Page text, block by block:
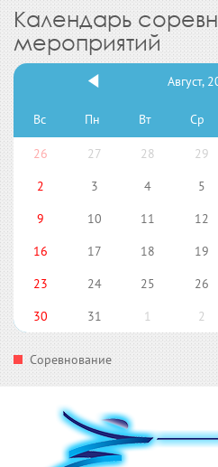
Календарь
мероприятий
Август,
Вс Пн Вт Ср
26 27 28 29
2
3 4 5
9
10 11 12
16
17 18 19
23
24 25 26
30
31 1 2
Соревнование